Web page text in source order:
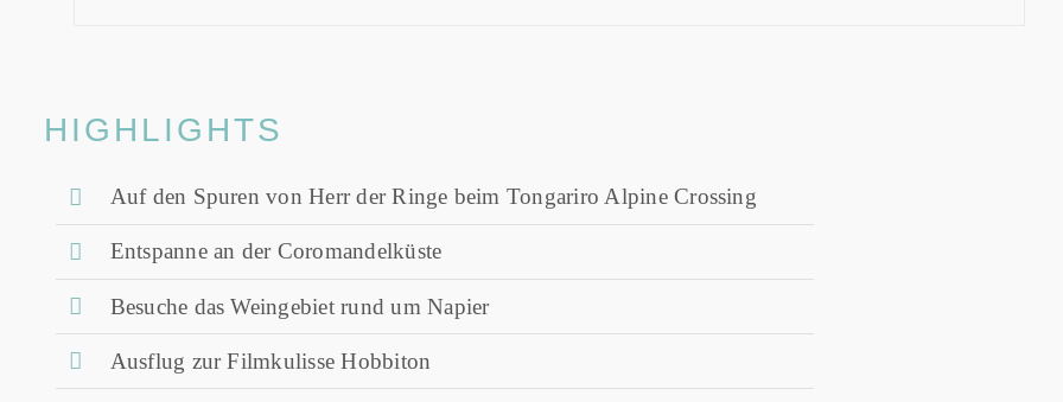
HIGHLIGHTS
Auf den Spuren von Herr der Ringe beim Tongariro Alpine Crossing
Entspanne an der Coromandelküste
Besuche das Weingebiet rund um Napier
Ausflug zur Filmkulisse Hobbiton